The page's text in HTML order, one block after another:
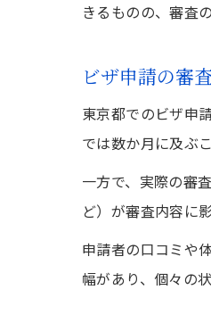
きるものの、審査
ビザ申請の審
東京都でのビザ申
では数か月に及ぶ
一方で、実際の審
ど）が審査内容に
申請者の口コミや
幅があり、個々の